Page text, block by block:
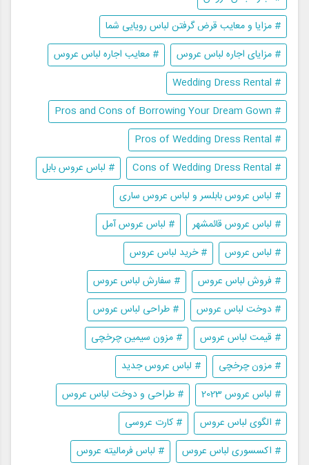
# مزایا و معایب قرض گرفتن لباس رویایی شما
# مزایای اجاره لباس عروس
# معایب اجاره لباس عروس
# Wedding Dress Rental
# Pros and Cons of Borrowing Your Dream Gown
# Pros of Wedding Dress Rental
# Cons of Wedding Dress Rental
# لباس عروس بابل
# لباس عروس بابلسر و لباس عروس ساری
# لباس عروس قائمشهر
# لباس عروس آمل
# لباس عروس
# خرید لباس عروس
# فروش لباس عروس
# سفارش لباس عروس
# دوخت لباس عروس
# طراحی لباس عروس
# قیمت لباس عروس
# مزون سیمین چرخچی
# مزون چرخچی
# لباس عروس جدید
# لباس عروس 2023
# طراحی و دوخت لباس عروس
# الگوی لباس عروس
# کارت عروسی
# اکسسوری لباس عروس
# لباس فرمالیته عروس